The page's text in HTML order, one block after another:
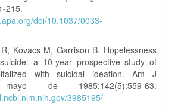
215.
doi/10.1037/0033-
Kovacs M, Garrison B. Hopelessness
a 10-year prospective study of
with suicidal ideation. Am J
mayo de 1985;142(5):559-63.
3985195/